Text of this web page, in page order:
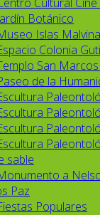
Botánico
Islas
Colonia
San
de la
sable
a
Paz
Populares